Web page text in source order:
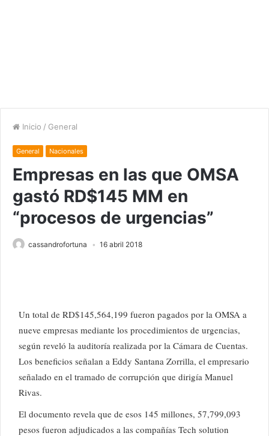
Inicio / General
General Nacionales
Empresas en las que OMSA
gastó RD$145 MM en
“procesos de urgencias”
cassandrofortuna 16 abril 2018
Un total de RD$145,564,199 fueron pagados por la OMSA a
nueve empresas mediante los procedimientos de urgencias,
según reveló la auditoría realizada por la Cámara de Cuentas.
Los beneficios señalan a Eddy Santana Zorrilla, el empresario
señalado en el tramado de corrupción que dirigía Manuel
Rivas.
El documento revela que de esos 145 millones, 57,799,093
pesos fueron adjudicados a las compañías Tech solution